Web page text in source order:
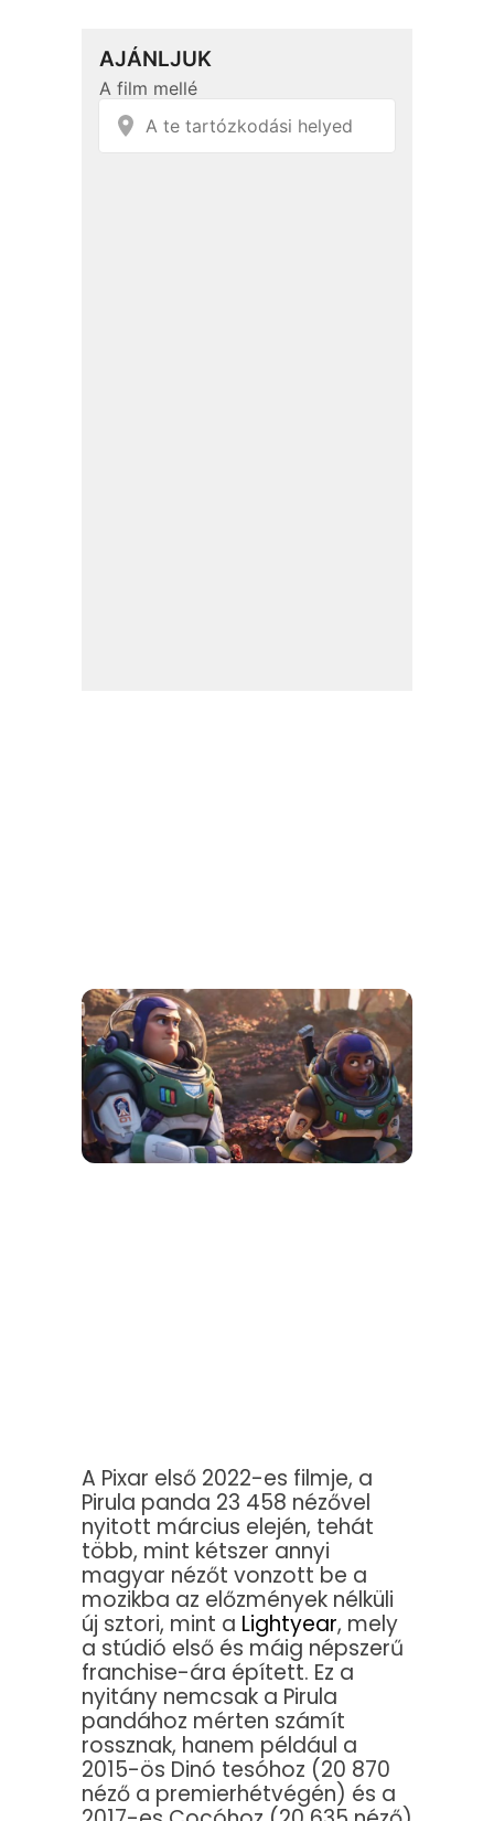
A Pixar első 2022-es filmje, a
Pirula panda 23 458 nézővel
nyitott március elején, tehát
több, mint kétszer annyi
magyar nézőt vonzott be a
mozikba az előzmények nélküli
új sztori, mint a Lightyear, mely
a stúdió első és máig népszerű
franchise-ára épített. Ez a
nyitány nemcsak a Pirula
pandához mérten számít
rossznak, hanem például a
2015-ös Dinó tesóhoz (20 870
néző a premierhétvégén) és a